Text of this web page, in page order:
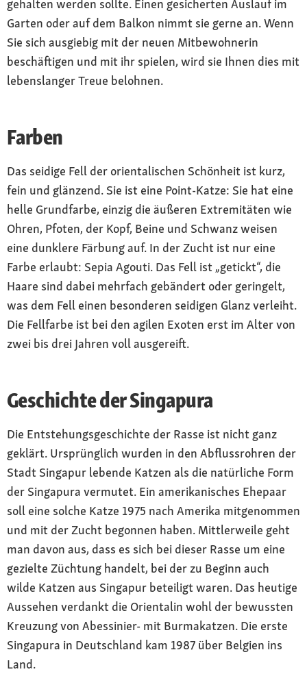
gehalten werden sollte. Einen gesicherten Auslauf im
Garten oder auf dem Balkon nimmt sie gerne an. Wenn
Sie sich ausgiebig mit der neuen Mitbewohnerin
beschäftigen und mit ihr spielen, wird sie Ihnen dies mit
lebenslanger Treue belohnen.
Farben
Das seidige Fell der orientalischen Schönheit ist kurz,
fein und glänzend. Sie ist eine Point-Katze: Sie hat eine
helle Grundfarbe, einzig die äußeren Extremitäten wie
Ohren, Pfoten, der Kopf, Beine und Schwanz weisen
eine dunklere Färbung auf. In der Zucht ist nur eine
Farbe erlaubt: Sepia Agouti. Das Fell ist „getickt“, die
Haare sind dabei mehrfach gebändert oder geringelt,
was dem Fell einen besonderen seidigen Glanz verleiht.
Die Fellfarbe ist bei den agilen Exoten erst im Alter von
zwei bis drei Jahren voll ausgereift.
Geschichte der Singapura
Die Entstehungsgeschichte der Rasse ist nicht ganz
geklärt. Ursprünglich wurden in den Abflussrohren der
Stadt Singapur lebende Katzen als die natürliche Form
der Singapura vermutet. Ein amerikanisches Ehepaar
soll eine solche Katze 1975 nach Amerika mitgenommen
und mit der Zucht begonnen haben. Mittlerweile geht
man davon aus, dass es sich bei dieser Rasse um eine
gezielte Züchtung handelt, bei der zu Beginn auch
wilde Katzen aus Singapur beteiligt waren. Das heutige
Aussehen verdankt die Orientalin wohl der bewussten
Kreuzung von Abessinier- mit Burmakatzen. Die erste
Singapura in Deutschland kam 1987 über Belgien ins
Land.